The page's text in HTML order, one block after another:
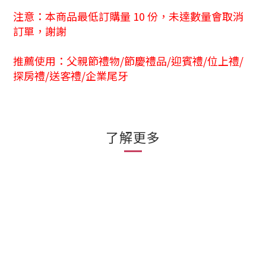
注意：本商品最低訂購量 10 份，未達數量會取消
訂單，謝謝
推薦使用：父親節禮物/節慶禮品/迎賓禮/位上禮/
探房禮/送客禮/企業尾牙
了解更多